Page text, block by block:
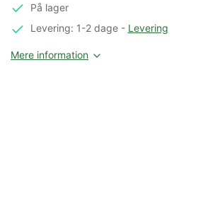
På lager
Levering: 1-2 dage- Levering
Mere information